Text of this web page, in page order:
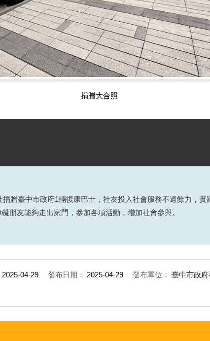
捐贈大合照
贈臺中市政府1輛復康巴士，社友投入社會服務不遺餘力，實
朋友能夠走出家門，參加各項活動，增加社會參與。
2025-04-29 發布日期： 2025-04-29 發布單位： 臺中市政